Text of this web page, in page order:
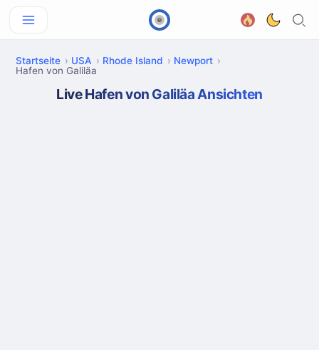
Startseite USA Rhode Island
Newport
Hafen von Galiläa
Live Hafen von Galiläa Ansichten